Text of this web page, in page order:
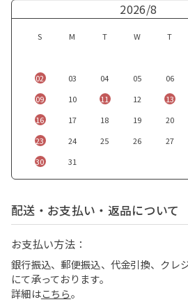
2026/8
S M T W T
02
03 04 05 06
09
10 11 12 13
16
17 18 19 20
23
24 25 26 27
30
31
配送・お支払い・返品について
お支払い方法：
銀行振込、郵便振込、代金引換、ク
にて承っております。
詳細はこちら。